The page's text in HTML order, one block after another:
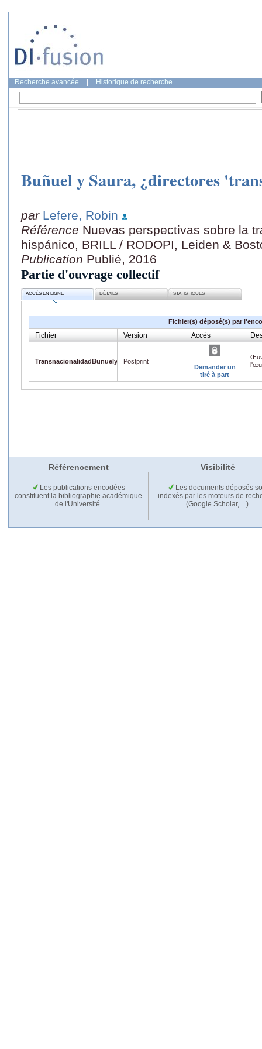
Recherche avancée Historique de recherche
Buñuel y Saura, ¿directores
par Lefere, Robin
Référence Nuevas perspectivas sobre la
hispánico, BRILL / RODOPI, Leiden &
Publication Publié, 2016
Partie d'ouvrage collectif
ACCÈS EN LIGNE DÉTAILS STATISTIQUES
Fichier(s) déposé(s) par
Fichier Version Accès
TransnacionalidadBunuelySaura.pdf
Postprint
Demander un
tiré à part
Référencement Visibilité
Les publications encodées
constituent la bibliographie académique
de l'Université.
Les documents déposés
indexés par les moteurs de
(Google Scholar,…).